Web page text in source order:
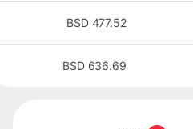
477.52
BSD
636.69
BSD